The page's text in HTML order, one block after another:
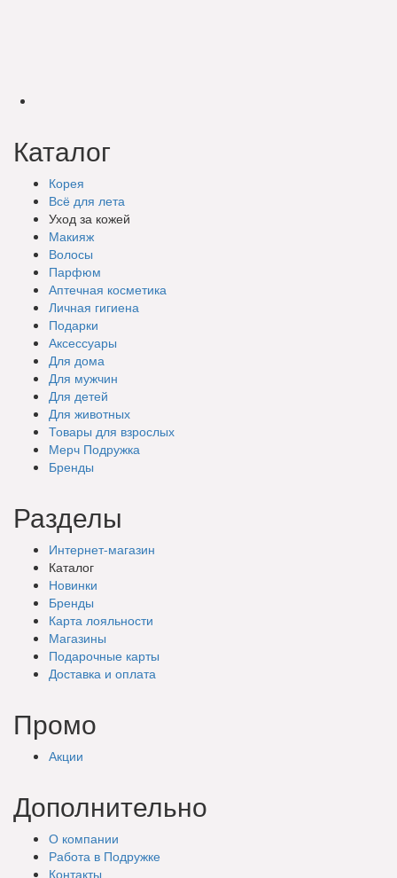
Каталог
Корея
Всё для лета
Уход за кожей
Макияж
Волосы
Парфюм
Аптечная косметика
Личная гигиена
Подарки
Аксессуары
Для дома
Для мужчин
Для детей
Для животных
Товары для взрослых
Мерч Подружка
Бренды
Разделы
Интернет-магазин
Каталог
Новинки
Бренды
Карта лояльности
Магазины
Подарочные карты
Доставка и оплата
Промо
Акции
Дополнительно
О компании
Работа в Подружке
Контакты